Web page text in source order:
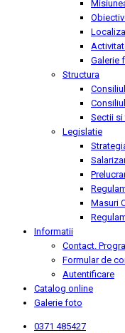
Galerie
Structura
Sectii si
Legislatie
Masuri
Informatii
Contact.
Formular de
Autentificare
Catalog online
Galerie foto
0371 485427